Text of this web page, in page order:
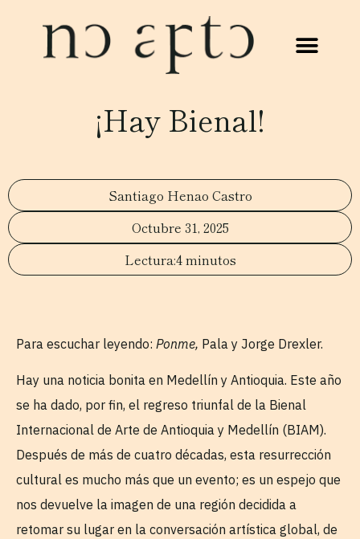
¡Hay Bienal!
Santiago Henao Castro
Octubre 31, 2025
4 minutos
Para escuchar leyendo: Ponme, Pala y Jorge Drexler.
Hay una noticia bonita en Medellín y Antioquia. Este año
se ha dado, por fin, el regreso triunfal de la Bienal
Internacional de Arte de Antioquia y Medellín (BIAM).
Después de más de cuatro décadas, esta resurrección
cultural es mucho más que un evento; es un espejo que
nos devuelve la imagen de una región decidida a
retomar su lugar en la conversación artística global, de